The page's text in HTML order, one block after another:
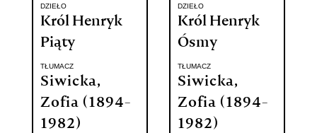
DZIEŁO
Król Henryk
Piąty
TŁUMACZ
Siwicka,
Zofia (1894-
1982)
DZIEŁO
Król Henryk
Ósmy
TŁUMACZ
Siwicka,
Zofia (1894-
1982)